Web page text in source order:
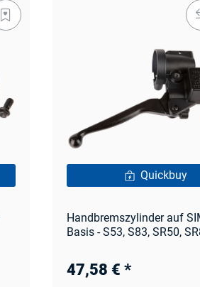
Quickbuy
Handbremszylinder auf
Basis - S53, S83, SR50,
47,58 € *